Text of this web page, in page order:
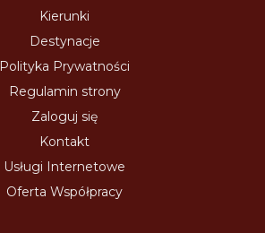
Kierunki
Destynacje
Polityka Prywatności
Regulamin strony
Zaloguj się
Kontakt
Usługi Internetowe
Oferta Współpracy